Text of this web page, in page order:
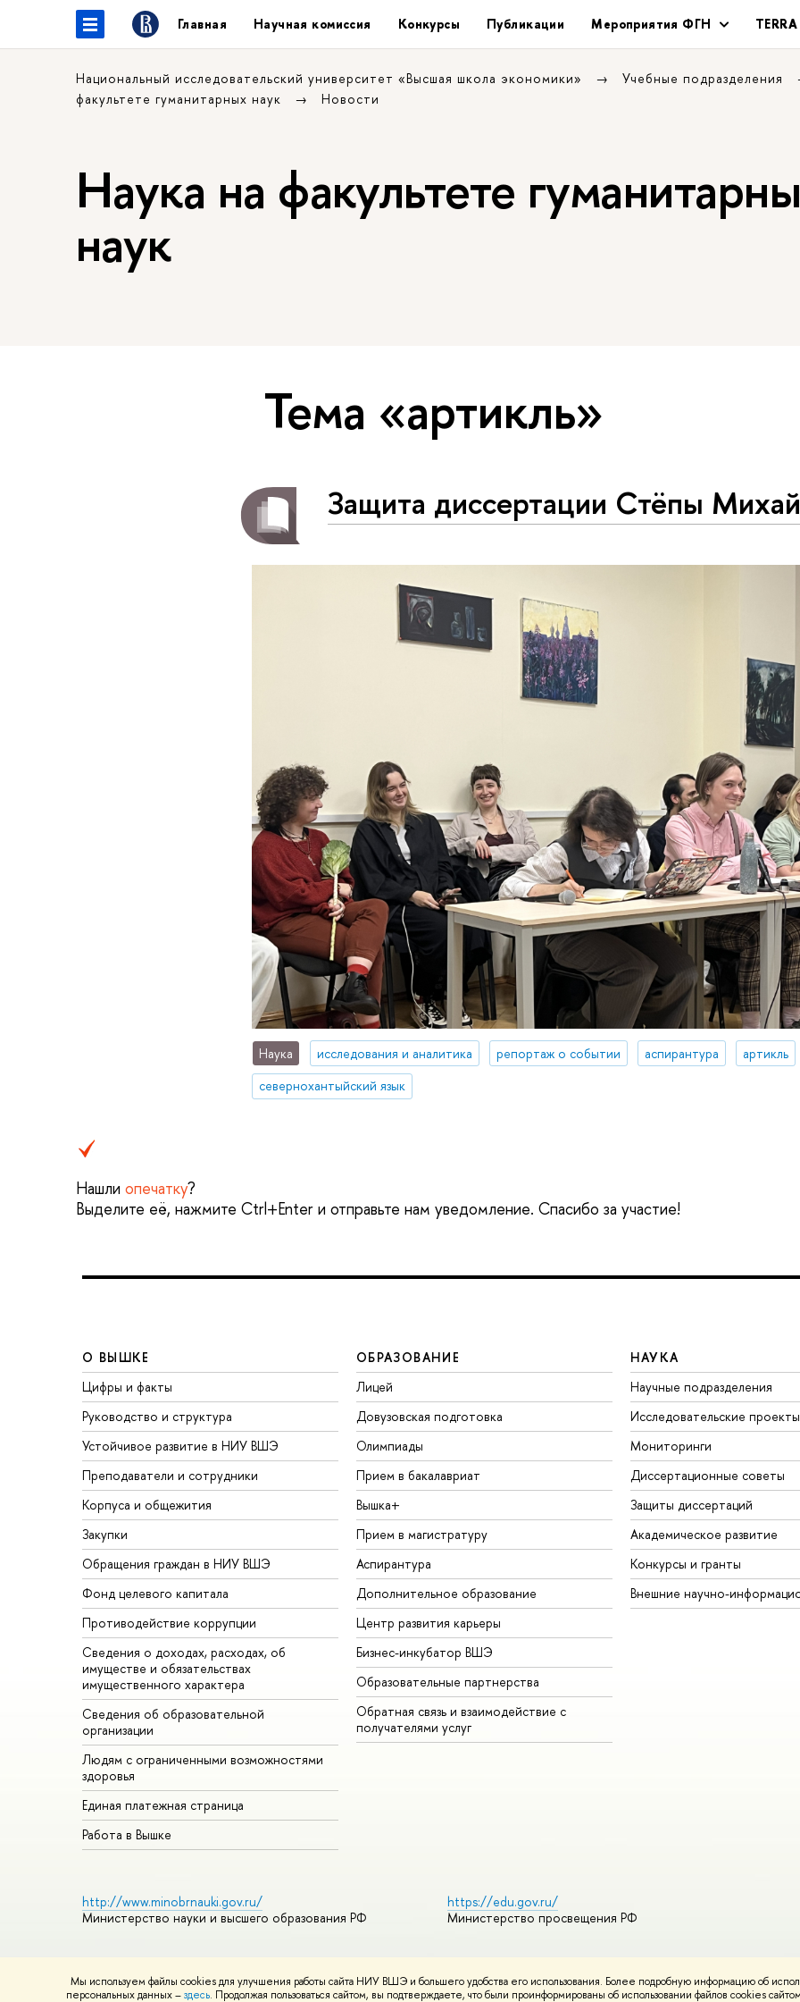
Мы используем файлы cookies для улучшения работы сайта НИУ ВШЭ и большего удобства его использования. Более подробную информацию об
персональных данных –здесь. Продолжая пользоваться сайтом, вы подтверждаете, что были проинформированы об использовании файлов cookies
Главная Научная комиссия Конкурсы Публикации Мероприятия ФГН
Национальный исследовательский университет «Высшая школа экономики»
Учебные подразделения
факультете гуманитарных наук
Новости
Наука на факультете
наук
Тема «артикль»
Защита диссертации Стёпы
Наука исследования и аналитика репортаж о событии аспирантура
артикль
севернохантыйский язык
Нашли опечатку?
Выделите её, нажмите Ctrl+Enter и отправьте нам уведомление. Спасибо за участие!
О ВЫШКЕ
Цифры и факты
Руководство и структура
Устойчивое развитие в НИУ ВШЭ
Преподаватели и сотрудники
Корпуса и общежития
Закупки
Обращения граждан в НИУ ВШЭ
Фонд целевого капитала
Противодействие коррупции
Сведения о доходах, расходах, об
имуществе и обязательствах
имущественного характера
Сведения об образовательной
организации
Людям с ограниченными возможностями
здоровья
Единая платежная страница
Работа в Вышке
ОБРАЗОВАНИЕ
Лицей
Довузовская подготовка
Олимпиады
Прием в бакалавриат
Вышка+
Прием в магистратуру
Аспирантура
Дополнительное образование
Центр развития карьеры
Бизнес-инкубатор ВШЭ
Образовательные партнерства
Обратная связь и взаимодействие с
получателями услуг
НАУКА
Научные подразделения
Исследовательские проекты
Мониторинги
Диссертационные советы
Защиты диссертаций
Академическое развитие
Конкурсы и гранты
Внешние научно-
http://www.minobrnauki.gov.ru/
Министерство науки и высшего образования РФ
https://edu.gov.ru/
Министерство просвещения РФ
© НИУ ВШЭ 1993–2026 Адреса и контактыУсловия использования материаловПолитика конфиденциальностиКарта сайта